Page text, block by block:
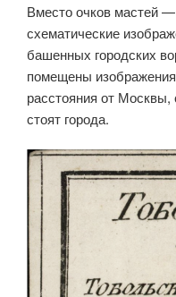
Вместо очков мастей
схематические
башенных городских
помещены
расстояния от Москвы,
стоят города.